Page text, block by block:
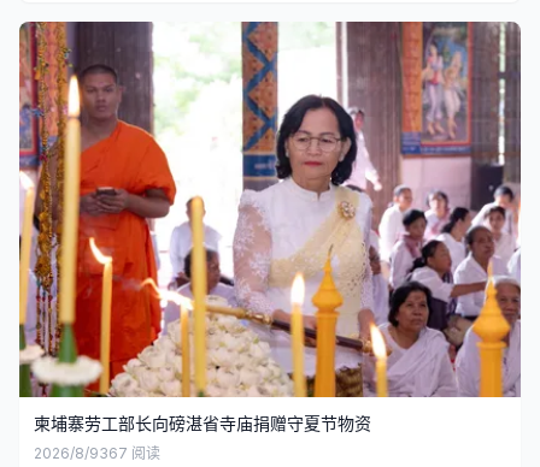
柬埔寨劳工部长向磅湛省寺庙捐赠守夏节物资
2026/8/9367 阅读